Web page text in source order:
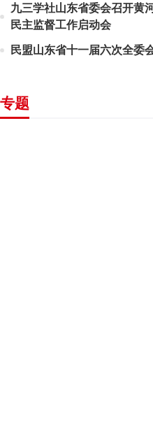
九三学社山东省委会召开黄
民主监督工作启动会
民盟山东省十一届六次全委
专题